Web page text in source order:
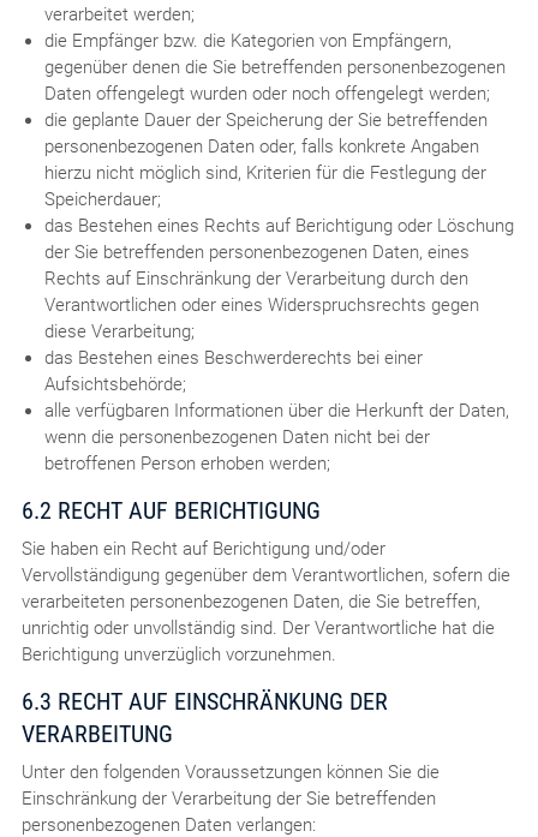
verarbeitet werden;
die Empfänger bzw. die Kategorien von Empfängern,
gegenüber denen die Sie betreffenden personenbezogenen
Daten offengelegt wurden oder noch offengelegt werden;
die geplante Dauer der Speicherung der Sie betreffenden
personenbezogenen Daten oder, falls konkrete Angaben
hierzu nicht möglich sind, Kriterien für die Festlegung der
Speicherdauer;
das Bestehen eines Rechts auf Berichtigung oder Löschung
der Sie betreffenden personenbezogenen Daten, eines
Rechts auf Einschränkung der Verarbeitung durch den
Verantwortlichen oder eines Widerspruchsrechts gegen
diese Verarbeitung;
das Bestehen eines Beschwerderechts bei einer
Aufsichtsbehörde;
alle verfügbaren Informationen über die Herkunft der Daten,
wenn die personenbezogenen Daten nicht bei der
betroffenen Person erhoben werden;
6.2 RECHT AUF BERICHTIGUNG
Sie haben ein Recht auf Berichtigung und/oder
Vervollständigung gegenüber dem Verantwortlichen, sofern die
verarbeiteten personenbezogenen Daten, die Sie betreffen,
unrichtig oder unvollständig sind. Der Verantwortliche hat die
Berichtigung unverzüglich vorzunehmen.
6.3 RECHT AUF EINSCHRÄNKUNG DER
VERARBEITUNG
Unter den folgenden Voraussetzungen können Sie die
Einschränkung der Verarbeitung der Sie betreffenden
personenbezogenen Daten verlangen: